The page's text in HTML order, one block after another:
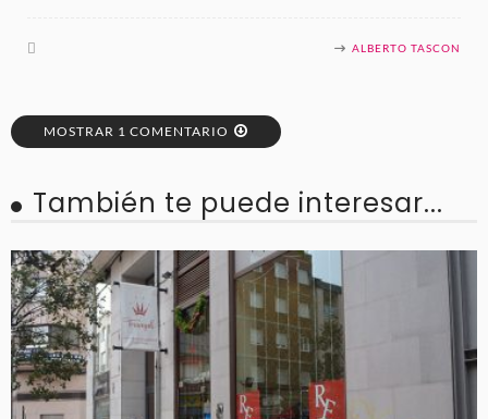
ALBERTO TASCON
MOSTRAR 1 COMENTARIO
También te puede interesar...